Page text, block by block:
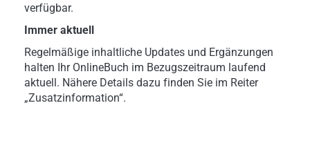
verfügbar.
Immer aktuell
Regelmäßige inhaltliche Updates und Ergänzungen
halten Ihr OnlineBuch im Bezugszeitraum laufend
aktuell. Nähere Details dazu finden Sie im Reiter
„Zusatzinformation“.